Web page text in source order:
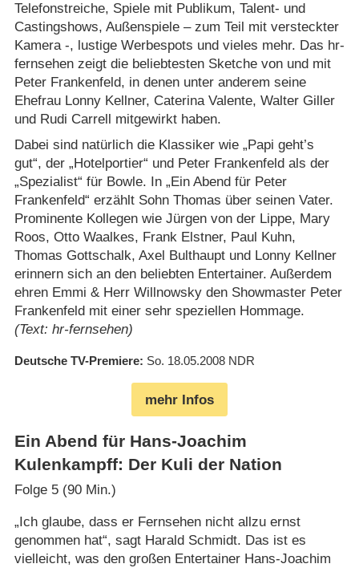
Telefonstreiche, Spiele mit Publikum, Talent- und
Castingshows, Außenspiele – zum Teil mit versteckter
Kamera -, lustige Werbespots und vieles mehr. Das hr-
fernsehen zeigt die beliebtesten Sketche von und mit
Peter Frankenfeld, in denen unter anderem seine
Ehefrau Lonny Kellner, Caterina Valente, Walter Giller
und Rudi Carrell mitgewirkt haben.
Dabei sind natürlich die Klassiker wie „Papi geht’s
gut“, der „Hotelportier“ und Peter Frankenfeld als der
„Spezialist“ für Bowle. In „Ein Abend für Peter
Frankenfeld“ erzählt Sohn Thomas über seinen Vater.
Prominente Kollegen wie Jürgen von der Lippe, Mary
Roos, Otto Waalkes, Frank Elstner, Paul Kuhn,
Thomas Gottschalk, Axel Bulthaupt und Lonny Kellner
erinnern sich an den beliebten Entertainer. Außerdem
ehren Emmi & Herr Willnowsky den Showmaster Peter
Frankenfeld mit einer sehr speziellen Hommage.
(Text: hr-fernsehen)
Deutsche TV-Premiere So. 18.05.2008 NDR
mehr Infos
Ein Abend für Hans-Joachim
Kulenkampff: Der Kuli der Nation
Folge 5 (90 Min.)
„Ich glaube, dass er Fernsehen nicht allzu ernst
genommen hat“, sagt Harald Schmidt. Das ist es
vielleicht, was den großen Entertainer Hans-Joachim